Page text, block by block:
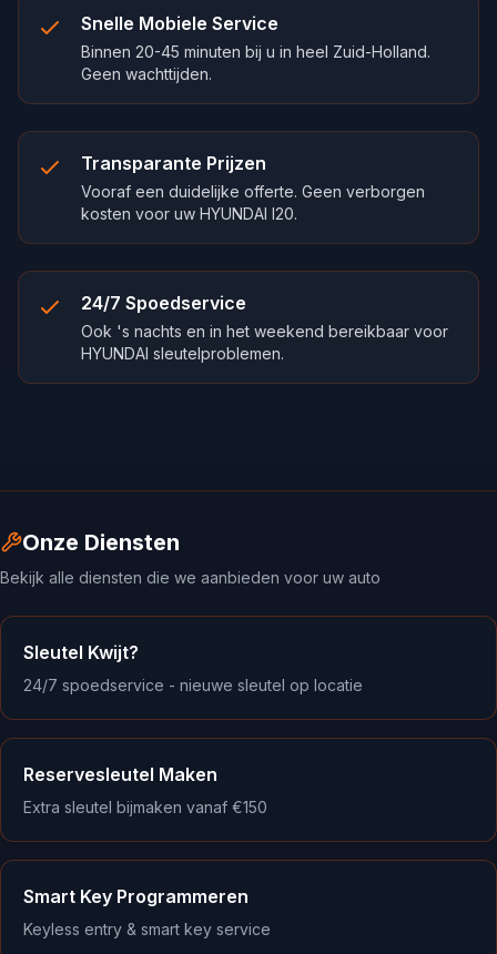
Snelle Mobiele Service
Binnen 20-45 minuten bij u in heel Zuid-Holland.
Geen wachttijden.
Transparante Prijzen
Vooraf een duidelijke offerte. Geen verborgen
kosten voor uw HYUNDAI I20.
24/7 Spoedservice
Ook 's nachts en in het weekend bereikbaar voor
HYUNDAI sleutelproblemen.
Onze Diensten
Bekijk alle diensten die we aanbieden voor uw auto
Sleutel Kwijt?
24/7 spoedservice - nieuwe sleutel op locatie
Reservesleutel Maken
Extra sleutel bijmaken vanaf €150
Smart Key Programmeren
Keyless entry & smart key service